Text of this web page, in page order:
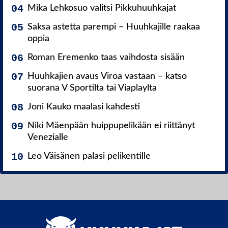
Mika Lehkosuo valitsi Pikkuhuuhkajat
Saksa astetta parempi – Huuhkajille raakaa
oppia
Roman Eremenko taas vaihdosta sisään
Huuhkajien avaus Viroa vastaan – katso
suorana V Sportilta tai Viaplaylta
Joni Kauko maalasi kahdesti
Niki Mäenpään huippupelikään ei riittänyt
Venezialle
Leo Väisänen palasi pelikentille